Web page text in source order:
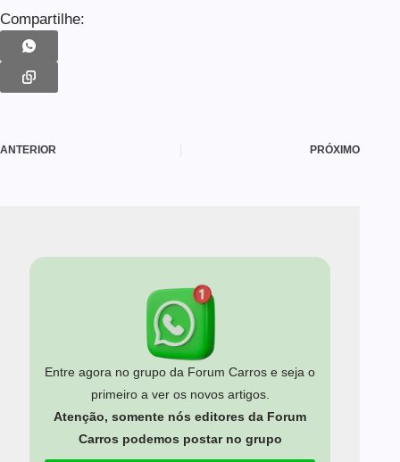
Compartilhe:
ANTERIOR PRÓXIMO
Entre agora no grupo da Forum Carros e seja o
primeiro a ver os novos artigos.
Atenção, somente nós editores da Forum
Carros podemos postar no grupo